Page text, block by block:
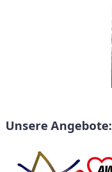
Unsere Angebote: